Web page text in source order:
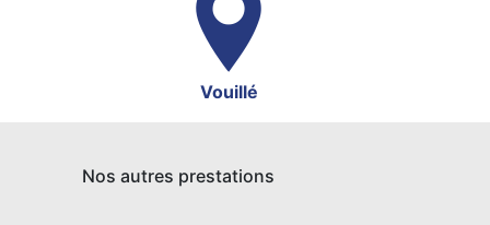
Vouillé
Nos autres prestations